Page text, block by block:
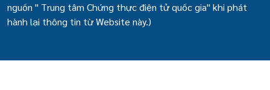
nguồn " Trung tâm Chứng thực điện tử quốc gia" khi phát
hành lại thông tin từ Website này.)